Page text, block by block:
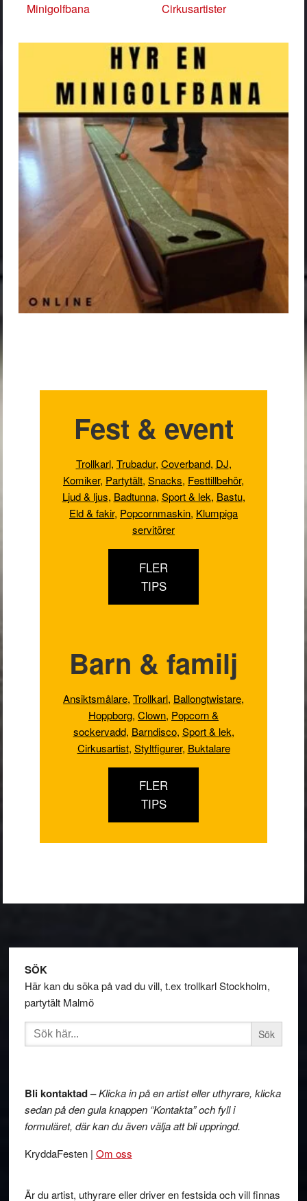
Minigolfbana
Cirkusartister
Fest & event
Trollkarl, Trubadur, Coverband, DJ,
Komiker, Partytält, Snacks, Festtillbehör,
Ljud & ljus, Badtunna, Sport & lek, Bastu,
Eld & fakir, Popcornmaskin, Klumpiga
servitörer
FLER
TIPS
Barn & familj
Ansiktsmålare, Trollkarl, Ballongtwistare,
Hoppborg, Clown, Popcorn &
sockervadd, Barndisco, Sport & lek,
Cirkusartist, Styltfigurer, Buktalare
FLER
TIPS
Footer
SÖK
Här kan du söka på vad du vill, t.ex trollkarl Stockholm,
partytält Malmö
Sök
efter:
Bli kontaktad –Klicka in på en artist eller uthyrare, klicka
sedan på den gula knappen “Kontakta” och fyll i
formuläret, där kan du även välja att bli uppringd.
KryddaFesten | Om oss
Är du artist, uthyrare eller driver en festsida och vill finnas